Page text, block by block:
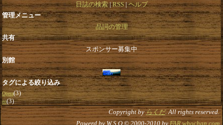
日誌の検索 RSS ヘルプ
管理メニュー
品詞の管理
共有
スポンサー募集中
別館
タグによる絞り込み
Opera(3)
en(3)
Copyright byらくだ. All rights reserved.
Powerd by W.S.O © 2000-2010 by FAR.whochan.com